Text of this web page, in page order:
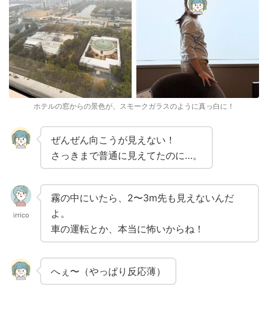
ホテルの窓からの景色が、スモークガラスのように真っ白に！
ぜんぜん向こうが見えない！
さっきまで普通に見えてたのに…。
irrico
霧の中にいたら、2〜3m先も見えないんだ
よ。
車の運転とか、本当に怖いからね！
へぇ〜（やっぱり反応薄）